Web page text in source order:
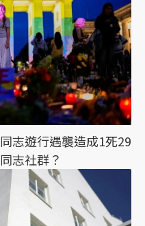
志遊行遇襲造成1死29
志社群？